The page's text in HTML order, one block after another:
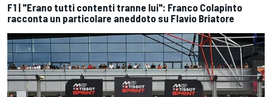
F1 | "Erano tutti contenti tranne lui": Franco Colapinto
racconta un particolare aneddoto su Flavio Briatore